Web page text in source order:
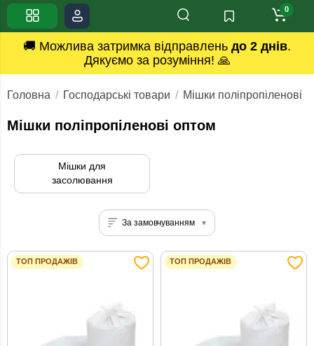
🚚 Можлива затримка відправлень до 2 днів.
Дякуємо за розуміння! 🙏
0
Головна Господарські товари Мішки поліпропіленові
Мішки поліпропіленові оптом
Мішки для
засолювання
За замовчуванням
ТОП ПРОДАЖІВ ТОП ПРОДАЖІВ